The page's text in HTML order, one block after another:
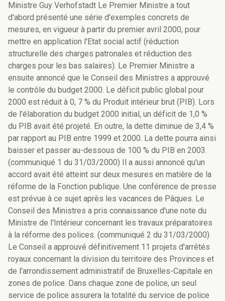
Ministre Guy Verhofstadt Le Premier Ministre a tout
d'abord présenté une série d'exemples concrets de
mesures, en vigueur à partir du premier avril 2000, pour
mettre en application l'Etat social actif (réduction
structurelle des charges patronales et réduction des
charges pour les bas salaires). Le Premier Ministre a
ensuite annoncé que le Conseil des Ministres a approuvé
le contrôle du budget 2000. Le déficit public global pour
2000 est réduit à 0, 7 % du Produit intérieur brut (PIB). Lors
de l'élaboration du budget 2000 initial, un déficit de 1,0 %
du PIB avait été projeté. En outre, la dette diminue de 3,4 %
par rapport au PIB entre 1999 et 2000. La dette pourra ainsi
baisser et passer au-dessous de 100 % du PIB en 2003.
(communiqué 1 du 31/03/2000) Il a aussi annoncé qu'un
accord avait été atteint sur deux mesures en matière de la
réforme de la Fonction publique. Une conférence de presse
est prévue à ce sujet après les vacances de Pâques. Le
Conseil des Ministres a pris connaissance d'une note du
Ministre de l'Intérieur concernant les travaux préparatoires
à la réforme des polices. (communiqué 2 du 31/03/2000)
Le Conseil a approuvé définitivement 11 projets d'arrêtés
royaux concernant la division du territoire des Provinces et
de l'arrondissement administratif de Bruxelles-Capitale en
zones de police. Dans chaque zone de police, un seul
service de police assurera la totalité du service de police